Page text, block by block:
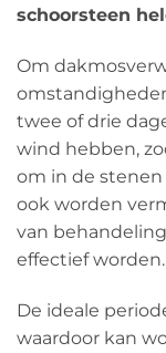
schoorsteen
Om
twee of drie
wind hebben,
om in de
ook worden
van
effectief worden.
De ideale
waardoor kan